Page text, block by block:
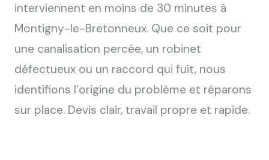
interviennent en moins de 30 minutes à
Montigny-le-Bretonneux. Que ce soit pour
une canalisation percée, un robinet
défectueux ou un raccord qui fuit, nous
identifions l’origine du problème et réparons
sur place. Devis clair, travail propre et rapide.